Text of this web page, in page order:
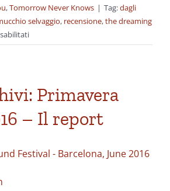
,Tomorrow Never Knows | Tag:dagli
selvaggio, recensione,the dreaming
su
Dagli
Mvula
–
The
Dreaming
Primavera
– Il report